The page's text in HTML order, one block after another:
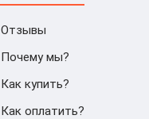
Отзывы
Почему мы?
Как купить?
Как оплатить?